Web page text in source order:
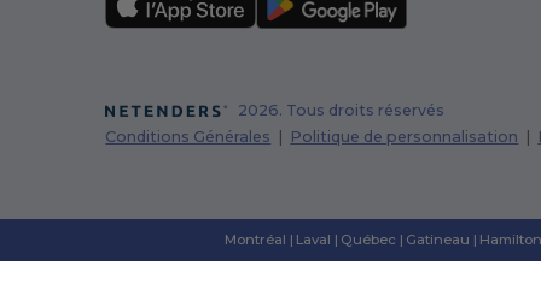
2026. Tous droits réservés
Conditions Générales
Politique de personnalisation
Montréal | Laval | Québec | Gatineau | Hamilton